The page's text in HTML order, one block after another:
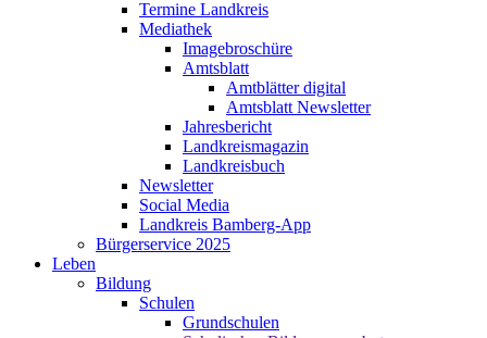
Termine Landkreis
Mediathek
Imagebroschüre
Amtsblatt
Amtblätter digital
Amtsblatt Newsletter
Jahresbericht
Landkreismagazin
Landkreisbuch
Newsletter
Social Media
Landkreis Bamberg-App
Bürgerservice 2025
Leben
Bildung
Schulen
Grundschulen